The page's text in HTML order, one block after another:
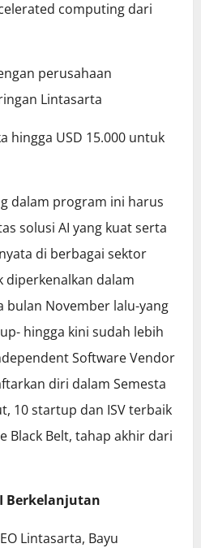
computing dari
perusahaan
Lintasarta
hingga USD 15.000 untuk
dalam program ini harus
solusi AI yang kuat serta
di berbagai sektor
diperkenalkan dalam
bulan November lalu-yang
hingga kini sudah lebih
Software Vendor
diri dalam Semesta
10 startup dan ISV terbaik
Black Belt, tahap akhir dari
Berkelanjutan
Lintasarta, Bayu